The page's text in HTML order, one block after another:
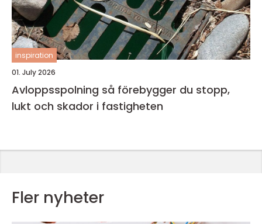
inspiration
01. July 2026
Avloppsspolning så förebygger du stopp,
lukt och skador i fastigheten
Fler nyheter